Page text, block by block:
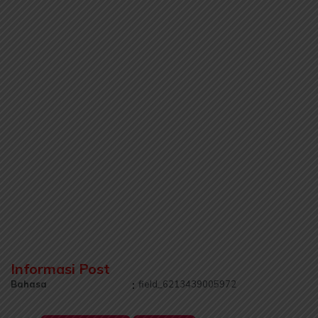
Informasi Post
Bahasa : field_6213439005972